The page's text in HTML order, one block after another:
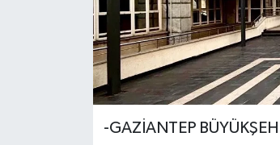
-GAZİANTEP